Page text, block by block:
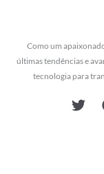
Como um
últimas tendências e
tecnologia para